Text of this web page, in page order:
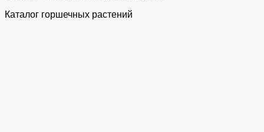
Каталог горшечных растений